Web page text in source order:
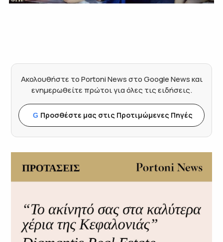
Ακολουθήστε το Portoni News στο Google News και
ενημερωθείτε πρώτοι για όλες τις ειδήσεις.
G Προσθέστε μας στις Προτιμώμενες Πηγές